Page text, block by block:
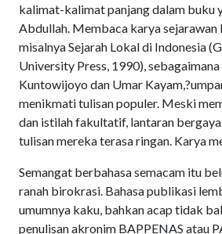
kalimat-kalimat panjang dalam buku
Abdullah. Membaca karya sejarawan
misalnya Sejarah Lokal di Indonesia
University Press, 1990),
Kuntowijoyo dan Umar
menikmati tulisan populer. Meski
dan istilah fakultatif, lantaran bergaya
tulisan mereka terasa ringan. Karya
Semangat berbahasa semacam itu
ranah birokrasi. Bahasa publikasi
umumnya kaku, bahkan acap tidak
penulisan akronim BAPPENAS atau